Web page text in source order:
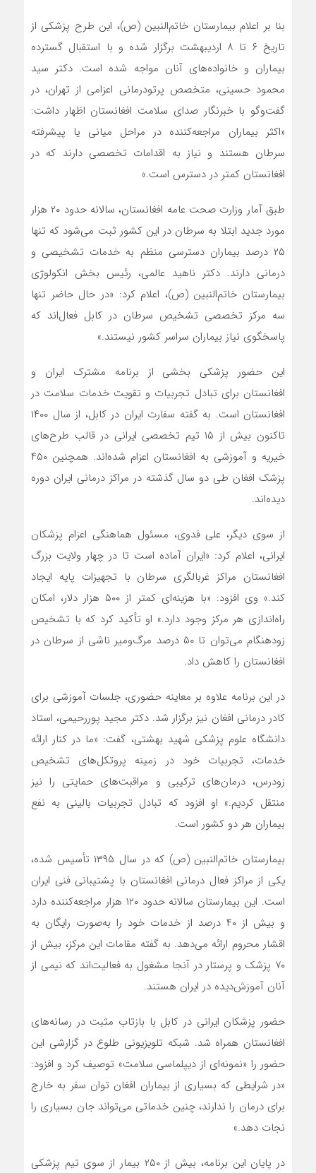
بنا بر اعلام بیمارستان خاتم‌النبین (ص)، این طرح پزشکی از
تاریخ ۶ تا ۸ اردیبهشت برگزار شده و با استقبال گسترده
بیماران و خانواده‌های آنان مواجه شده است. دکتر سید
محمود حسینی، متخصص پرتودرمانی اعزامی از تهران، در
گفت‌وگو با خبرنگار صدای سلامت افغانستان اظهار داشت:
«اکثر بیماران مراجعه‌کننده در مراحل میانی یا پیشرفته
سرطان هستند و نیاز به اقدامات تخصصی دارند که در
افغانستان کمتر در دسترس است.»
طبق آمار وزارت صحت عامه افغانستان، سالانه حدود ۲۰ هزار
مورد جدید ابتلا به سرطان در این کشور ثبت می‌شود که تنها
۲۵ درصد بیماران دسترسی منظم به خدمات تشخیصی و
درمانی دارند. دکتر ناهید عالمی، رئیس بخش انکولوژی
بیمارستان خاتم‌النبین (ص)، اعلام کرد: «در حال حاضر تنها
سه مرکز تخصصی تشخیص سرطان در کابل فعال‌اند که
پاسخگوی نیاز بیماران سراسر کشور نیستند.»
این حضور پزشکی بخشی از برنامه مشترک ایران و
افغانستان برای تبادل تجربیات و تقویت خدمات سلامت در
افغانستان است. به گفته سفارت ایران در کابل، از سال ۱۴۰۰
تاکنون بیش از ۱۵ تیم تخصصی ایرانی در قالب طرح‌های
خیریه و آموزشی به افغانستان اعزام شده‌اند. همچنین ۴۵۰
پزشک افغان طی دو سال گذشته در مراکز درمانی ایران دوره
دیده‌اند.
از سوی دیگر، علی فدوی، مسئول هماهنگی اعزام پزشکان
ایرانی، اعلام کرد: «ایران آماده است تا در چهار ولایت بزرگ
افغانستان مراکز غربالگری سرطان با تجهیزات پایه ایجاد
کند.» وی افزود: «با هزینه‌ای کمتر از ۵۰۰ هزار دلار، امکان
راه‌اندازی هر مرکز وجود دارد.» او تأکید کرد که با تشخیص
زودهنگام می‌توان تا ۵۰ درصد مرگ‌ومیر ناشی از سرطان در
افغانستان را کاهش داد.
در این برنامه علاوه بر معاینه حضوری، جلسات آموزشی برای
کادر درمانی افغان نیز برگزار شد. دکتر مجید پوررحیمی، استاد
دانشگاه علوم پزشکی شهید بهشتی، گفت: «ما در کنار ارائه
خدمات، تجربیات خود در زمینه پروتکل‌های تشخیص
زودرس، درمان‌های ترکیبی و مراقبت‌های حمایتی را نیز
منتقل کردیم.» او افزود که تبادل تجربیات بالینی به نفع
بیماران هر دو کشور است.
بیمارستان خاتم‌النبین (ص) که در سال ۱۳۹۵ تأسیس شده،
یکی از مراکز فعال درمانی افغانستان با پشتیبانی فنی ایران
است. این بیمارستان سالانه حدود ۱۲۰ هزار مراجعه‌کننده دارد
و بیش از ۴۰ درصد از خدمات خود را به‌صورت رایگان به
اقشار محروم ارائه می‌دهد. به گفته مقامات این مرکز، بیش از
۷۰ پزشک و پرستار در آنجا مشغول به فعالیت‌اند که نیمی از
آنان آموزش‌دیده در ایران هستند.
حضور پزشکان ایرانی در کابل با بازتاب مثبت در رسانه‌های
افغانستان همراه شد. شبکه تلویزیونی طلوع در گزارشی این
حضور را «نمونه‌ای از دیپلماسی سلامت» توصیف کرد و افزود:
«در شرایطی که بسیاری از بیماران افغان توان سفر به خارج
برای درمان را ندارند، چنین خدماتی می‌تواند جان بسیاری را
نجات دهد.»
در پایان این برنامه، بیش از ۲۵۰ بیمار از سوی تیم پزشکی